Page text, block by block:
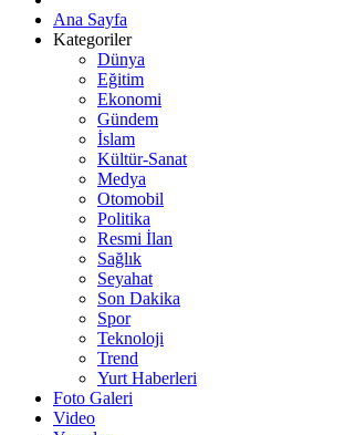
Ana Sayfa
Kategoriler
Dünya
Eğitim
Ekonomi
Gündem
İslam
Kültür-Sanat
Medya
Otomobil
Politika
Resmi İlan
Sağlık
Seyahat
Son Dakika
Spor
Teknoloji
Trend
Yurt Haberleri
Foto Galeri
Video